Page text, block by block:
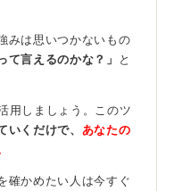
とが大切です。
ればという謙虚な姿
を持って一歩踏み出
みは思いつかないもの
て言えるのかな？」
と
用しましょう。このツ
いくだけで、 あなたの
確かめたい人は今すぐ